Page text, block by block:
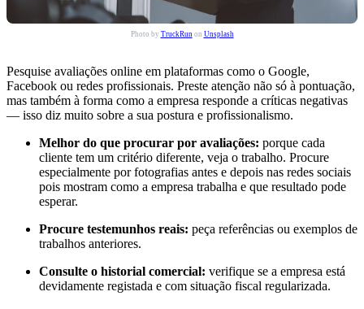
Photo by TruckRunon Unsplash
Pesquise avaliações online em plataformas como o Google,
Facebook ou redes profissionais. Preste atenção não só à pontuação,
mas também à forma como a empresa responde a críticas negativas
— isso diz muito sobre a sua postura e profissionalismo.
Melhor do que procurar por avaliações: porque cada
cliente tem um critério diferente, veja o trabalho. Procure
especialmente por fotografias antes e depois nas redes sociais
pois mostram como a empresa trabalha e que resultado pode
esperar.
Procure testemunhos reais: peça referências ou exemplos de
trabalhos anteriores.
Consulte o historial comercial: verifique se a empresa está
devidamente registada e com situação fiscal regularizada.